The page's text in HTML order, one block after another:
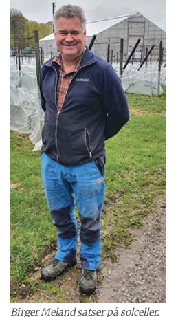
Birger Meland satser på solceller.